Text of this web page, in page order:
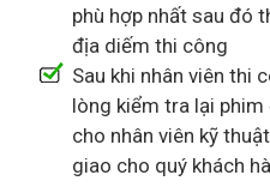
phù hợp nhất sau đó
địa diếm thi công
Sau khi nhân viên thi
lòng kiểm tra lại
cho nhân viên kỹ
giao cho quý khách